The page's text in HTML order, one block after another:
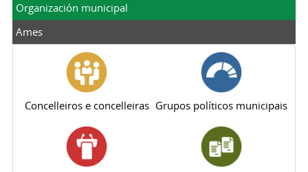
Organización municipal
Ames
Concelleiros e concelleiras Grupos políticos municipais